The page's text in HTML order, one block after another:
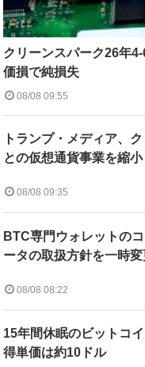
クリーンスパーク26年
価損で純損失
08/08 09:55
トランプ・メディア、
との仮想通貨事業を縮小
08/08 09:35
BTC専門ウォレットの
ータの取扱方針を一時変
08/08 08:22
15年間休眠のビットコ
得単価は約10ドル